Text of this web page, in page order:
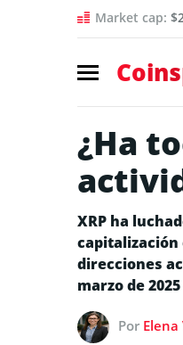
Market cap:
¿Ha
XRP ha
capitalización
direcciones
marzo de
Por Elena